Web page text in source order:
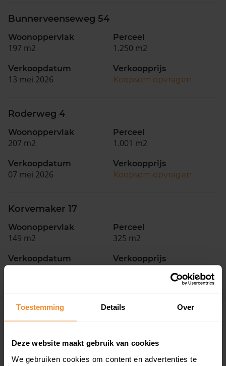
Toestemming Details Over
Deze website maakt gebruik van cookies
We gebruiken cookies om content en advertenties te
Bunnerveenseweg 54
Woonoppervlak
197 m2
Perceel
1.250 m2
Verkoopdatum
13 mei 2026
Verkoopprijs
Koopsom opvragen
Roderweg 4
Woonoppervlak
207 m2
Perceel
1.001 m2
Verkoopdatum
07 mei 2026
Verkoopprijs
Koopsom opvragen
Korvemaker 17
Woonoppervlak
149 m2
Perceel
325 m2
Verkoopdatum
Verkoopprijs
Woningen